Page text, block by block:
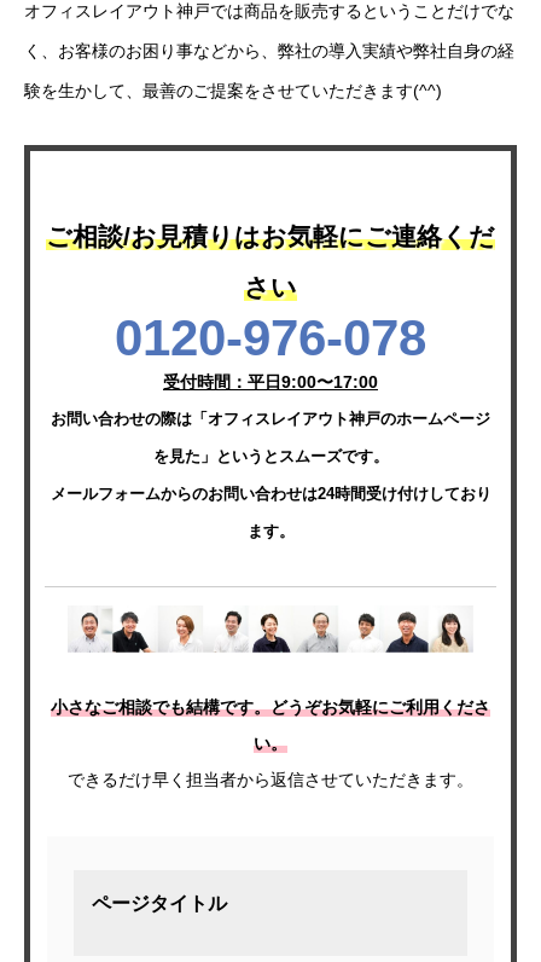
オフィスレイアウト神戸では商品を販売するということだけでな
く、お客様のお困り事などから、弊社の導入実績や弊社自身の経
験を生かして、最善のご提案をさせていただきます(^^)
ご相談/お見積りはお気軽にご連絡くだ
さい
0120-976-078
受付時間：平日9:00〜17:00
お問い合わせの際は「オフィスレイアウト神戸のホームページ
を見た」というとスムーズです。
メールフォームからのお問い合わせは24時間受け付けしており
ます。
小さなご相談でも結構です。どうぞお気軽にご利用くださ
い。
できるだけ早く担当者から返信させていただきます。
ページタイトル